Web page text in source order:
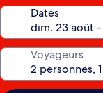
Dates
Voyageurs